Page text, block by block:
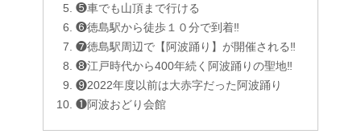
❺車でも山頂まで行ける
❻徳島駅から徒歩１０分で到着‼︎
❼徳島駅周辺で【阿波踊り】が開催される‼︎
❽江戸時代から400年続く阿波踊りの聖地‼︎
❾2022年度以前は大赤字だった阿波踊り
❶阿波おどり会館